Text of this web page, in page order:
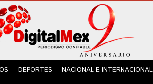
DEPORTES NACIONAL E INTERNACIONAL